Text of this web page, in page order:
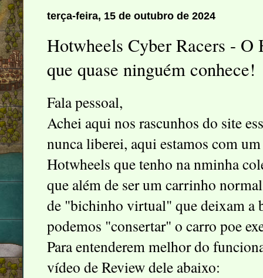
terça-feira, 15 de outubro de 2024
Hotwheels Cyber Racers -
que quase ninguém conhece!
Fala pessoal,
Achei aqui nos rascunhos do site
nunca liberei, aqui estamos com
Hotwheels que tenho na nminha
que além de ser um carrinho
de "bichinho virtual" que deixam a
podemos "consertar" o carro poe
Para entenderem melhor do
vídeo de Review dele abaixo: